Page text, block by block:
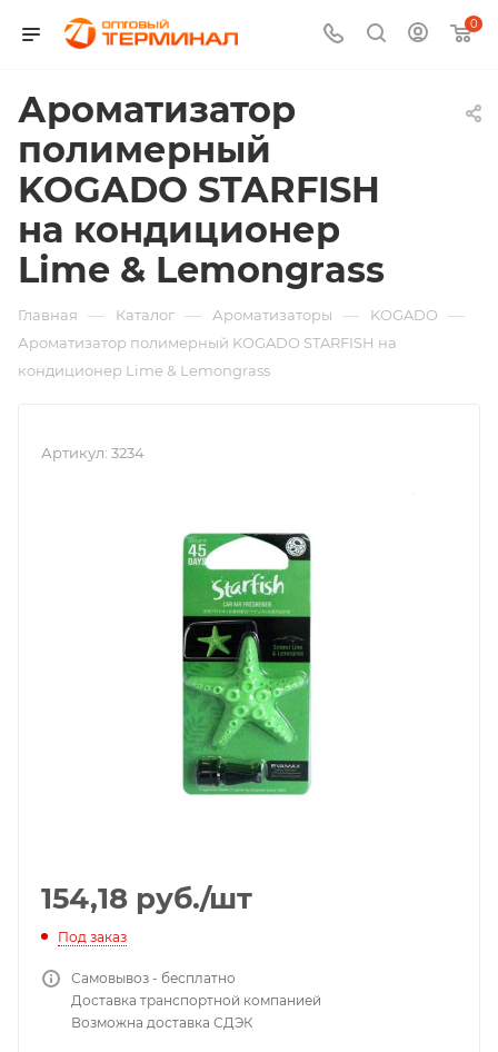
0
Ароматизатор
полимерный
KOGADO STARFISH
на кондиционер
Lime & Lemongrass
Главная — Каталог — Ароматизаторы — KOGADO —
Ароматизатор полимерный KOGADO STARFISH на
кондиционер Lime & Lemongrass
Артикул: 3234
154,18 руб./шт
Под заказ
Самовывоз - бесплатно
Доставка транспортной компанией
Возможна доставка СДЭК